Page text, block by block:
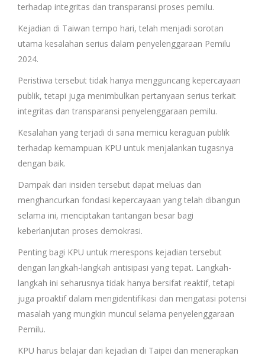
terhadap integritas dan transparansi proses pemilu.
Kejadian di Taiwan tempo hari, telah menjadi sorotan
utama kesalahan serius dalam penyelenggaraan Pemilu
2024.
Peristiwa tersebut tidak hanya mengguncang kepercayaan
publik, tetapi juga menimbulkan pertanyaan serius terkait
integritas dan transparansi penyelenggaraan pemilu.
Kesalahan yang terjadi di sana memicu keraguan publik
terhadap kemampuan KPU untuk menjalankan tugasnya
dengan baik.
Dampak dari insiden tersebut dapat meluas dan
menghancurkan fondasi kepercayaan yang telah dibangun
selama ini, menciptakan tantangan besar bagi
keberlanjutan proses demokrasi.
Penting bagi KPU untuk merespons kejadian tersebut
dengan langkah-langkah antisipasi yang tepat. Langkah-
langkah ini seharusnya tidak hanya bersifat reaktif, tetapi
juga proaktif dalam mengidentifikasi dan mengatasi potensi
masalah yang mungkin muncul selama penyelenggaraan
Pemilu.
KPU harus belajar dari kejadian di Taipei dan menerapkan